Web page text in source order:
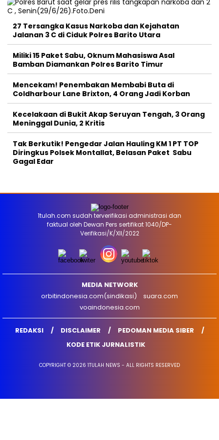
27 Tersangka Kasus Narkoba dan Kejahatan
Jalanan 3 C di Ciduk Polres Barito Utara
Miliki 15 Paket Sabu, Oknum Mahasiswa Asal
Bamban Diamankan Polres Barito Timur
Mencekam! Penembakan Membabi Buta di
Coldharbour Lane Brixton, 4 Orang Jadi Korban
Kecelakaan di Bukit Akap Seruyan Tengah, 3 Orang
Meninggal Dunia, 2 Kritis
Tak Berkutik! Pengedar Jalan Hauling KM 1 PT TOP
Diringkus Polsek Montallat, Belasan Paket Sabu
Gagal Edar
1tulah.com sudah terverifikasi administrasi dan
faktual oleh Dewan Pers sertifikat 1040/DP-
Verifikasi/K/XII/2022
MEDIA NETWORK
orbitindonesia.com(sindikasi)
suara.com
voaindonesia.com
REDAKSI DISCLAIMER
PEDOMAN MEDIA SIBER
KODE ETIK JURNALISTIK
COPYRIGHT © 2026 1TULAH NEWS - ALL RIGHTS RESERVED